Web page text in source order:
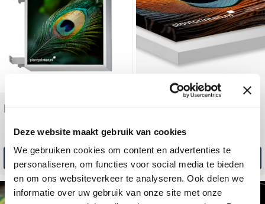
Deze website maakt gebruik van cookies
We gebruiken cookies om content en advertenties te
personaliseren, om functies voor social media te bieden
en om ons websiteverkeer te analyseren. Ook delen we
informatie over uw gebruik van onze site met onze
Lichtbakplaat
Bestel direct
Metalen canvas
Bestel direct
Populaire keuze